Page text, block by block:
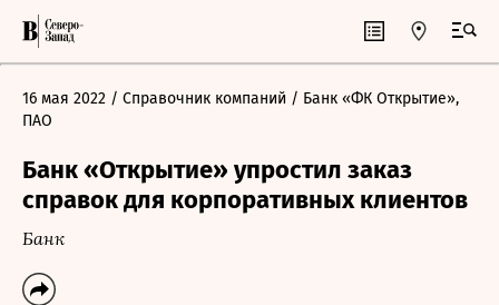
16 мая 2022 / Справочник компаний / Банк «ФК Открытие»,
ПАО
Банк «Открытие» упростил заказ
справок для корпоративных клиентов
Банк